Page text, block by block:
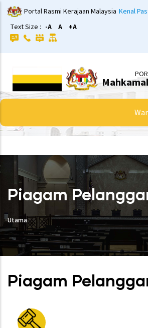
Langkau
ke
kandungan
utama
Portal Rasmi Kerajaan Malaysia Kenal
Text Size : -A A +A
Piagam
Utama
Piagam